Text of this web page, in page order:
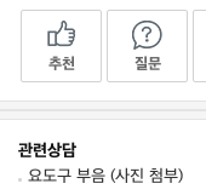
추천 질문
관련상담
요도구 부음 (사진 첨부)